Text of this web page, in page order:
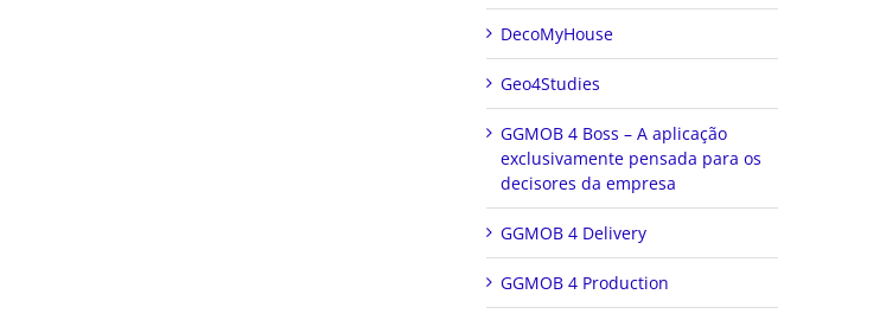
DecoMyHouse
Geo4Studies
GGMOB 4 Boss – A aplicação
exclusivamente pensada para os
decisores da empresa
GGMOB 4 Delivery
GGMOB 4 Production